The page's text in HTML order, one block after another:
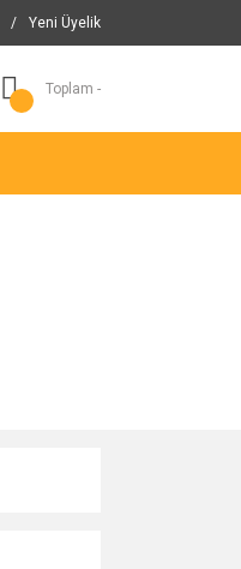
/ Yeni Üyelik
Toplam -